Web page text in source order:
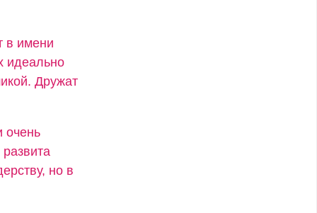
в имени
идеально
Дружат
очень
но в